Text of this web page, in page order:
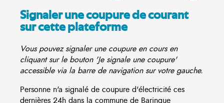
Signaler une coupure de courant
sur cette plateforme
Vous pouvez signaler une coupure en cours en
cliquant sur le bouton 'Je signale une coupure'
accessible via la barre de navigation sur votre gauche.
Personne n'a signalé de coupure d'électricité ces
dernières 24h dans la commune de Barinque